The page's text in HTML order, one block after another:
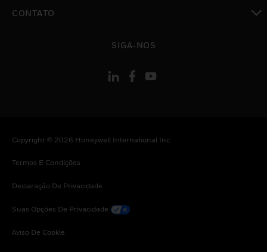
CONTATO
SIGA-NOS
Copyright © 2026 Honeywell International Inc
Termos E Condições
Declaração De Privacidade
Suas Opções De Privacidade
Aviso De Cookie